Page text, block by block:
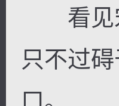
看见宋
只不过